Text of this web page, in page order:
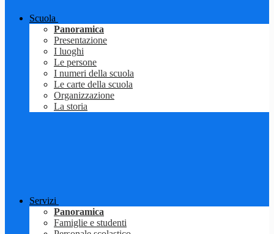
Scuola
Panoramica
Presentazione
I luoghi
Le persone
I numeri della scuola
Le carte della scuola
Organizzazione
La storia
Servizi
Panoramica
Famiglie e studenti